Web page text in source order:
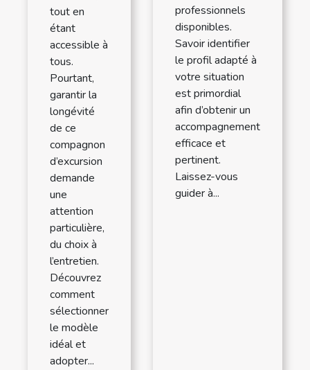
tout en
étant
accessible à
tous.
Pourtant,
garantir la
longévité
de ce
compagnon
d’excursion
demande
une
attention
particulière,
du choix à
l’entretien.
Découvrez
comment
sélectionner
le modèle
idéal et
adopter...
professionnels
disponibles.
Savoir identifier
le profil adapté à
votre situation
est primordial
afin d’obtenir un
accompagnement
efficace et
pertinent.
Laissez-vous
guider à...